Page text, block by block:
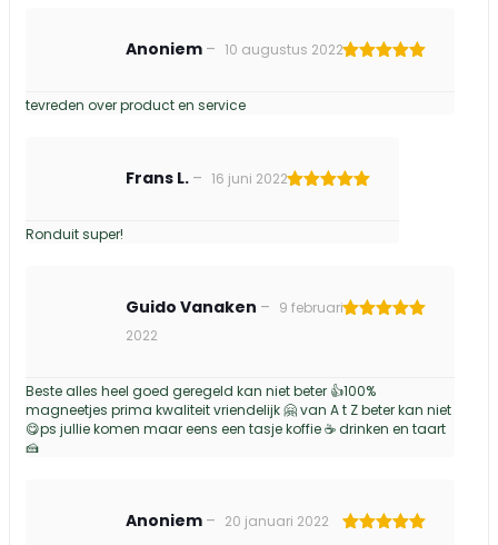
Anoniem – 10 augustus 2022
tevreden over product en service
Frans L. – 16 juni 2022
Ronduit super!
Guido Vanaken – 9 februari
2022
Beste alles heel goed geregeld kan niet beter 👍100%
magneetjes prima kwaliteit vriendelijk 🤗 van A t Z beter kan niet
😋ps jullie komen maar eens een tasje koffie ☕️ drinken en taart
🍰
Anoniem – 20 januari 2022